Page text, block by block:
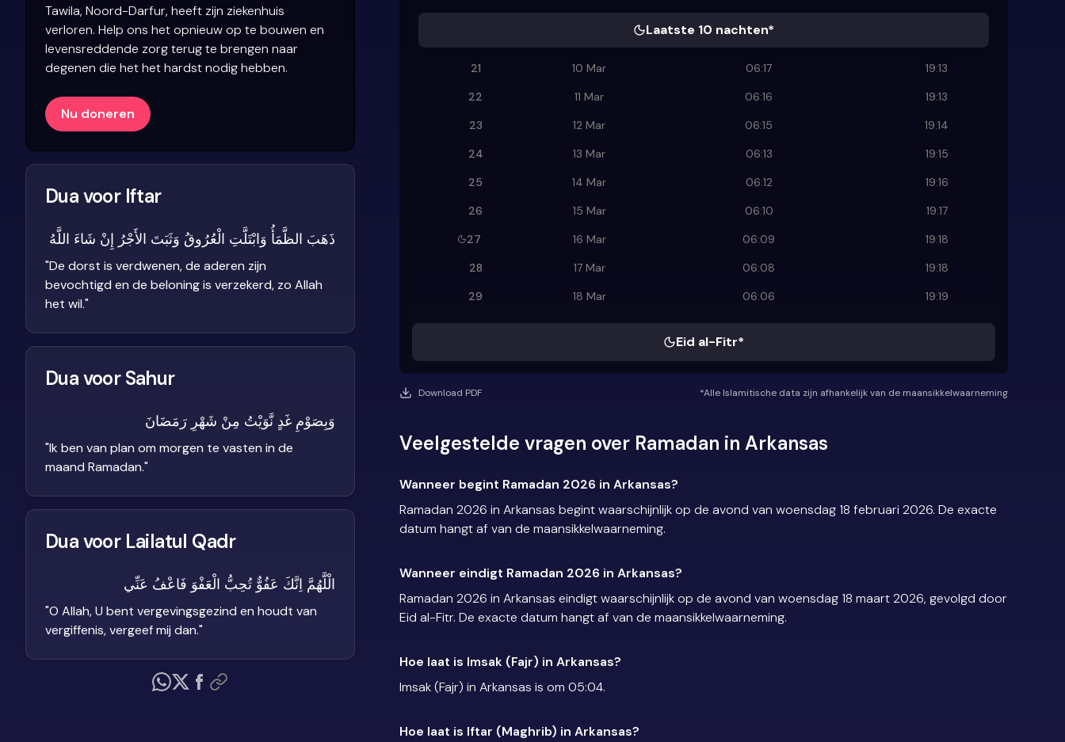
Laatste 10 nachten*
21 10 Mar 06:17
19:13
22
11 Mar 06:16
19:13
23
12 Mar 06:15
19:14
24
13 Mar 06:13
19:15
25
14 Mar 06:12
19:16
26
15 Mar 06:10
19:17
27
16 Mar 06:09
19:18
28
17 Mar 06:08
19:18
29
18 Mar 06:06 19:19
Eid al-Fitr*
Download PDF *Alle Islamitische data zijn afhankelijk van de maansikkelwaarneming
Veelgestelde vragen over Ramadan in Arkansas
Wanneer begint Ramadan 2026 in Arkansas?
Ramadan 2026 in Arkansas begint waarschijnlijk op de avond van woensdag 18 februari 2026. De exacte
datum hangt af van de maansikkelwaarneming.
Wanneer eindigt Ramadan 2026 in Arkansas?
Ramadan 2026 in Arkansas eindigt waarschijnlijk op de avond van woensdag 18 maart 2026, gevolgd door
Eid al-Fitr. De exacte datum hangt af van de maansikkelwaarneming.
Hoe laat is Imsak (Fajr) in Arkansas?
Imsak (Fajr) in Arkansas is om 05:04.
Hoe laat is Iftar (Maghrib) in Arkansas?
Tawila, Noord-Darfur, heeft zijn ziekenhuis
verloren. Help ons het opnieuw op te bouwen en
levensreddende zorg terug te brengen naar
degenen die het het hardst nodig hebben.
Nu doneren
Dua voor Iftar
ذَهَبَ الظَّمَأُ وَابْتَلَّتِ الْعُرُوقُ وَثَبَتَ الأَجْرُ إِنْ شَاءَ اللَّهُ
"De dorst is verdwenen, de aderen zijn
bevochtigd en de beloning is verzekerd, zo Allah
het wil."
Dua voor Sahur
وَبِصَوْمِ غَدٍ نَّوَيْتُ مِنْ شَهْرِ رَمَضَانَ
"Ik ben van plan om morgen te vasten in de
maand Ramadan."
Dua voor Lailatul Qadr
الْلَّهُمَّ اِنَّكَ عَفُوٌّ تُحِبُّ الْعَفْوَ فَاعْفُ عَنِّي
"O Allah, U bent vergevingsgezind en houdt van
vergiffenis, vergeef mij dan."